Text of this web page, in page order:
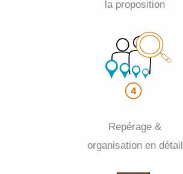
la proposition
Repérage &
organisation en détail